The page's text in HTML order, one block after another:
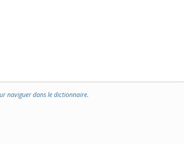
naviguer dans le dictionnaire.